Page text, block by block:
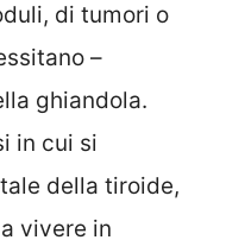
di tumori o
–
ghiandola.
in cui si
della tiroide,
vivere in